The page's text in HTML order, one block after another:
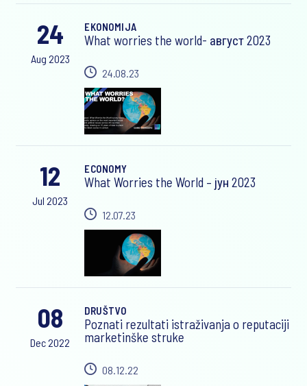
24
Aug 2023
EKONOMIJA
What worries the world- август 2023
24.08.23
12
Jul 2023
ECONOMY
What Worries the World – јун 2023
12.07.23
08
Dec 2022
DRUŠTVO
Poznati rezultati istraživanja o reputaciji
marketinške struke
08.12.22